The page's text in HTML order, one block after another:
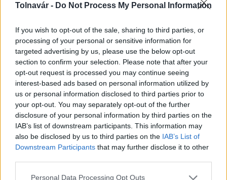
Tolnavár - Do Not Process My Personal Information
If you wish to opt-out of the sale, sharing to third parties, or
processing of your personal or sensitive information for
targeted advertising by us, please use the below opt-out
section to confirm your selection. Please note that after your
opt-out request is processed you may continue seeing
interest-based ads based on personal information utilized by
us or personal information disclosed to third parties prior to
your opt-out. You may separately opt-out of the further
disclosure of your personal information by third parties on the
IAB’s list of downstream participants. This information may
also be disclosed by us to third parties on the IAB’s List of
Downstream Participants that may further disclose it to other
Please note that this website/app uses one or more Google
Personal Data Processing Opt Outs
Aktuális